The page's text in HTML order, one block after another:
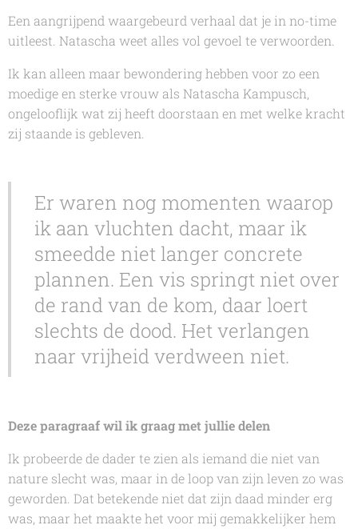
Een aangrijpend waargebeurd verhaal dat je in no-time
uitleest. Natascha weet alles vol gevoel te verwoorden.
Ik kan alleen maar bewondering hebben voor zo een
moedige en sterke vrouw als Natascha Kampusch,
ongelooflijk wat zij heeft doorstaan en met welke kracht
zij staande is gebleven.
Er waren nog momenten waarop
ik aan vluchten dacht, maar ik
smeedde niet langer concrete
plannen. Een vis springt niet over
de rand van de kom, daar loert
slechts de dood. Het verlangen
naar vrijheid verdween niet.
Deze paragraaf wil ik graag met jullie delen
Ik probeerde de dader te zien als iemand die niet van
nature slecht was, maar in de loop van zijn leven zo was
geworden. Dat betekende niet dat zijn daad minder erg
was, maar het maakte het voor mij gemakkelijker hem